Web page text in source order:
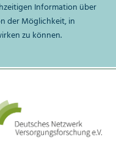
Information über
der Möglichkeit, in
zu können.